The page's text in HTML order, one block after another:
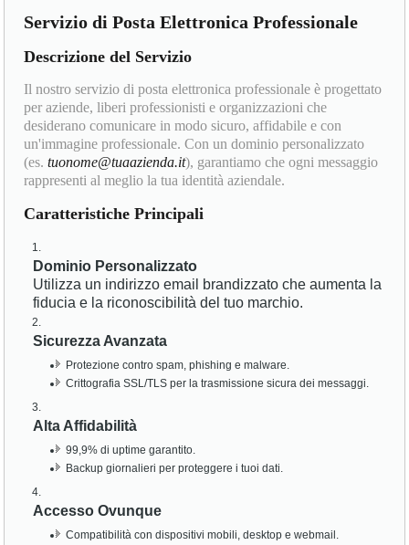
Servizio di Posta Elettronica Professionale
Descrizione del Servizio
Il nostro servizio di posta elettronica professionale è progettato
per aziende, liberi professionisti e organizzazioni che
desiderano comunicare in modo sicuro, affidabile e con
un'immagine professionale. Con un dominio personalizzato
(es.tuonome@tuaazienda.it), garantiamo che ogni messaggio
rappresenti al meglio la tua identità aziendale.
Caratteristiche Principali
Dominio Personalizzato
Utilizza un indirizzo email brandizzato che aumenta la
fiducia e la riconoscibilità del tuo marchio.
Sicurezza Avanzata
Protezione contro spam, phishing e malware.
Crittografia SSL/TLS per la trasmissione sicura dei messaggi.
Alta Affidabilità
99,9% di uptime garantito.
Backup giornalieri per proteggere i tuoi dati.
Accesso Ovunque
Compatibilità con dispositivi mobili, desktop e webmail.